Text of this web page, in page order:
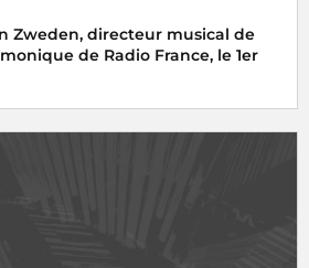
Zweden, directeur musical de
de Radio France, le 1er